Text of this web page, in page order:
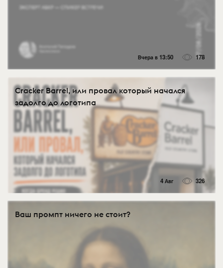
Вчера в 13:50 178
Cracker Barrel, или провал который начался
задолго до логотипа
4 Авг 326
Ваш промпт ничего не стоит?